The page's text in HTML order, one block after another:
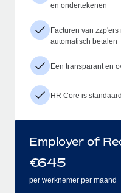
en ondertekenen
Facturen van
automatisch betalen
Een transparant en
HR Core is
Employer of
€645
per werknemer per maand